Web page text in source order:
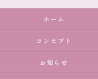
ホーム
コンセプト
お知らせ